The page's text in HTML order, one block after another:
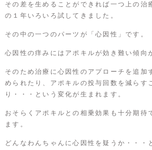
その差を生めることができれば一つ上の治
の１年いろいろ試してきました。
その中の一つのパーツが「心因性」です。
心因性の痒みにはアポキルが効き難い傾向
そのため治療に心因性のアプローチを追加
められたり、アポキルの投与回数を減らす
り・・・という変化が生まれます。
おそらくアポキルとの相乗効果も十分期待
ます。
どんなわんちゃんに心因性を疑うか・・・